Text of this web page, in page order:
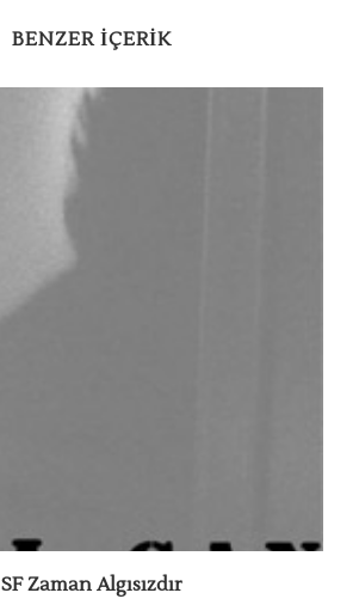
BENZER IÇERIK
SF Zaman Algısızdır